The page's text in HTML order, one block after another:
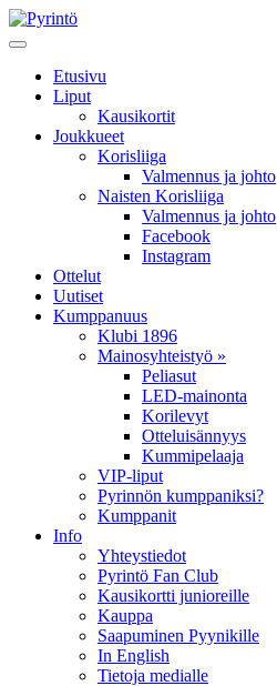
Etusivu
Liput
Kausikortit
Joukkueet
Korisliiga
Valmennus ja johto
Naisten Korisliiga
Valmennus ja johto
Facebook
Instagram
Ottelut
Uutiset
Kumppanuus
Klubi 1896
Mainosyhteistyö »
Peliasut
LED-mainonta
Korilevyt
Otteluisännyys
Kummipelaaja
VIP-liput
Pyrinnön kumppaniksi?
Kumppanit
Info
Yhteystiedot
Pyrintö Fan Club
Kausikortti junioreille
Kauppa
Saapuminen Pyynikille
In English
Tietoja medialle